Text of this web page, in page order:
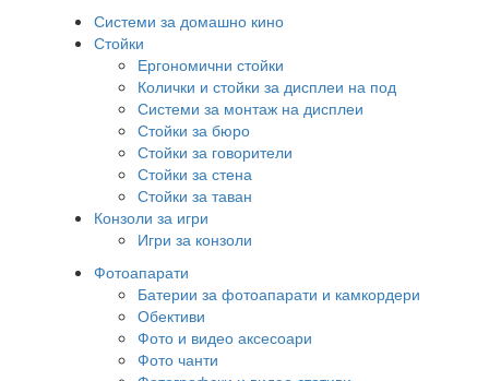
Системи за домашно кино
Стойки
Ергономични стойки
Колички и стойки за дисплеи на под
Системи за монтаж на дисплеи
Стойки за бюро
Стойки за говорители
Стойки за стена
Стойки за таван
Конзоли за игри
Игри за конзоли
Фотоапарати
Батерии за фотоапарати и камкордери
Обективи
Фото и видео аксесоари
Фото чанти